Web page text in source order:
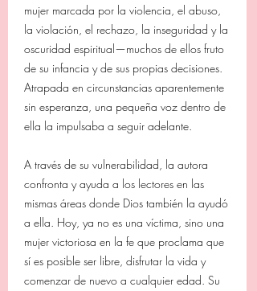
mujer marcada por la violencia, el abuso,
la violación, el rechazo, la inseguridad y la
oscuridad espiritual—muchos de ellos fruto
de su infancia y de sus propias decisiones.
Atrapada en circunstancias aparentemente
sin esperanza, una pequeña voz dentro de
ella la impulsaba a seguir adelante.
A través de su vulnerabilidad, la autora
confronta y ayuda a los lectores en las
mismas áreas donde Dios también la ayudó
a ella. Hoy, ya no es una víctima, sino una
mujer victoriosa en la fe que proclama que
sí es posible ser libre, disfrutar la vida y
comenzar de nuevo a cualquier edad. Su